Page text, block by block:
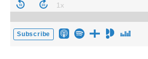
Subscribe